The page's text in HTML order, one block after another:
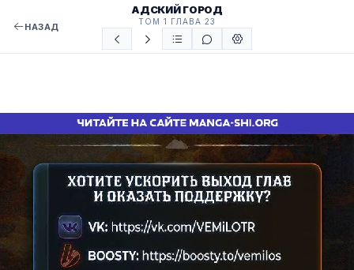
НАЗАД
АДСКИЙ ГОРОД
ТОМ 1 ГЛАВА 23